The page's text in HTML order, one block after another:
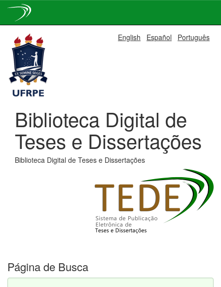
navigation
English Español Português
Biblioteca Digital de
Teses e Dissertações
Biblioteca Digital de Teses e Dissertações
Página de Busca